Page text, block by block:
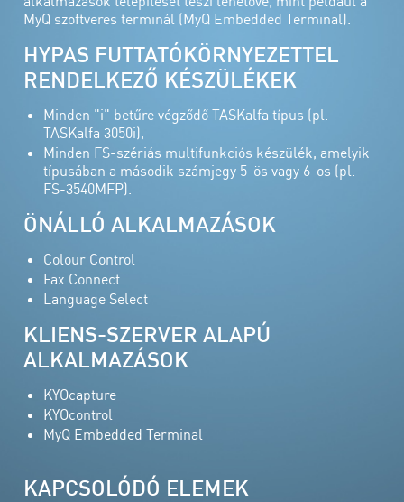
MyQ szoftveres terminál (MyQ Embedded Terminal).
HYPAS FUTTATÓKÖRNYEZETTEL
RENDELKEZŐ KÉSZÜLÉKEK
Minden "i" betűre végződő TASKalfa típus (pl.
TASKalfa 3050i),
Minden FS-szériás multifunkciós készülék, amelyik
típusában a második számjegy 5-ös vagy 6-os (pl.
FS-3540MFP).
ÖNÁLLÓ ALKALMAZÁSOK
Colour Control
Fax Connect
Language Select
KLIENS-SZERVER ALAPÚ
ALKALMAZÁSOK
KYOcapture
KYOcontrol
MyQ Embedded Terminal
KAPCSOLÓDÓ ELEMEK